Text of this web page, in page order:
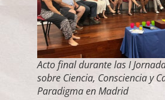
Acto final durante las I
sobre Ciencia, Consciencia y
Paradigma en Madrid